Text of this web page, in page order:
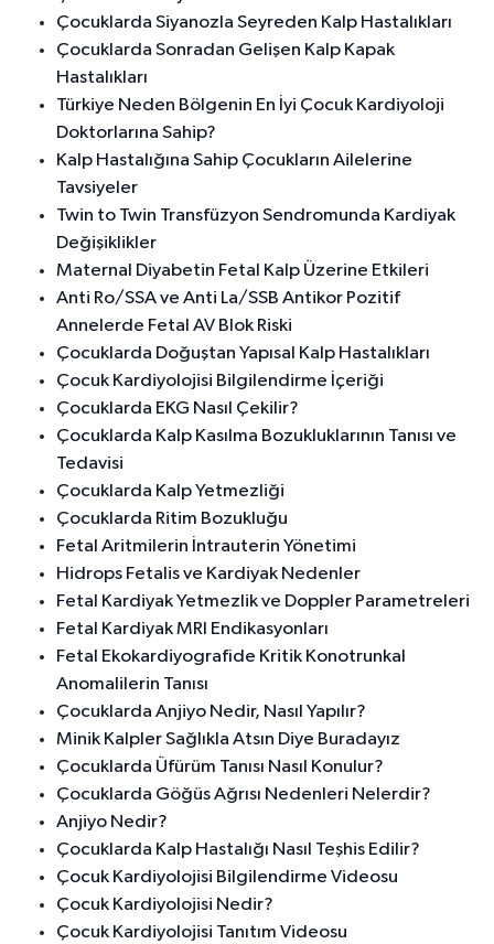
Çocuklarda Siyanozla Seyreden Kalp Hastalıkları
Çocuklarda Sonradan Gelişen Kalp Kapak
Hastalıkları
Türkiye Neden Bölgenin En İyi Çocuk Kardiyoloji
Doktorlarına Sahip?
Kalp Hastalığına Sahip Çocukların Ailelerine
Tavsiyeler
Twin to Twin Transfüzyon Sendromunda Kardiyak
Değişiklikler
Maternal Diyabetin Fetal Kalp Üzerine Etkileri
Anti Ro/SSA ve Anti La/SSB Antikor Pozitif
Annelerde Fetal AV Blok Riski
Çocuklarda Doğuştan Yapısal Kalp Hastalıkları
Çocuk Kardiyolojisi Bilgilendirme İçeriği
Çocuklarda EKG Nasıl Çekilir?
Çocuklarda Kalp Kasılma Bozukluklarının Tanısı ve
Tedavisi
Çocuklarda Kalp Yetmezliği
Çocuklarda Ritim Bozukluğu
Fetal Aritmilerin İntrauterin Yönetimi
Hidrops Fetalis ve Kardiyak Nedenler
Fetal Kardiyak Yetmezlik ve Doppler Parametreleri
Fetal Kardiyak MRI Endikasyonları
Fetal Ekokardiyografide Kritik Konotrunkal
Anomalilerin Tanısı
Çocuklarda Anjiyo Nedir, Nasıl Yapılır?
Minik Kalpler Sağlıkla Atsın Diye Buradayız
Çocuklarda Üfürüm Tanısı Nasıl Konulur?
Çocuklarda Göğüs Ağrısı Nedenleri Nelerdir?
Anjiyo Nedir?
Çocuklarda Kalp Hastalığı Nasıl Teşhis Edilir?
Çocuk Kardiyolojisi Bilgilendirme Videosu
Çocuk Kardiyolojisi Nedir?
Çocuk Kardiyolojisi Tanıtım Videosu